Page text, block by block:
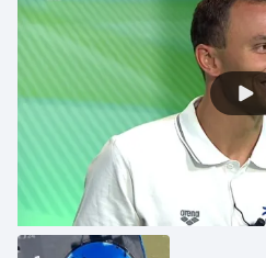
Ragby
Rychlobruslení
Rychlostní kanoistika
Short track
Sportovní střelba